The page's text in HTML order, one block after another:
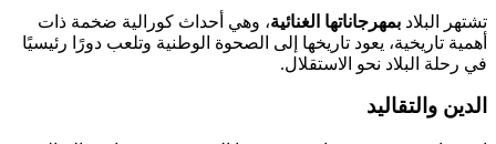
البلاد بمهرجاناتها الغنائية، وهي أحداث كورالية ضخمة ذات
تاريخية، يعود تاريخها إلى الصحوة الوطنية وتلعب دورًا رئيسيًا
البلاد نحو الاستقلال.
والتقاليد